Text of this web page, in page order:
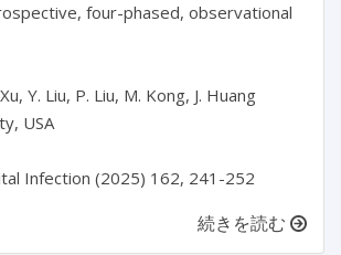
four-phased, observational
Y. Liu, P. Liu, M. Kong, J. Huang
USA
続きを読む